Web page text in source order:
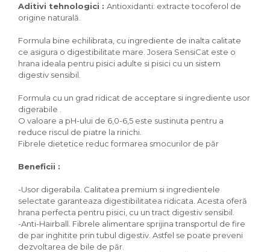
Igiena Iazuri
Conditioner apa iaz
Teste apa iaz
Filtre iaz
Pompe iaz
Accesorii iaz
Cai
Toaletare cai
Accesorii cai
Aditivi tehnologici : Antioxidanti: extracte tocoferol de
origine naturală.
Formula bine echilibrata, cu ingrediente de inalta calitate
ce asigura o digestibilitate mare. Josera SensiCat este o
hrana ideala pentru pisici adulte si pisici cu un sistem
digestiv sensibil.
Formula cu un grad ridicat de acceptare si ingrediente usor
digerabile .
O valoare a pH-ului de 6,0-6,5 este sustinuta pentru a
reduce riscul de piatre la rinichi.
Fibrele dietetice reduc formarea smocurilor de păr
Beneficii :
-Usor digerabila. Calitatea premium si ingredientele
selectate garanteaza digestibilitatea ridicata. Acesta oferă
hrana perfecta pentru pisici, cu un tract digestiv sensibil.
-Anti-Hairball. Fibrele alimentare sprijina transportul de fire
de par inghitite prin tubul digestiv. Astfel se poate preveni
dezvoltarea de bile de păr.